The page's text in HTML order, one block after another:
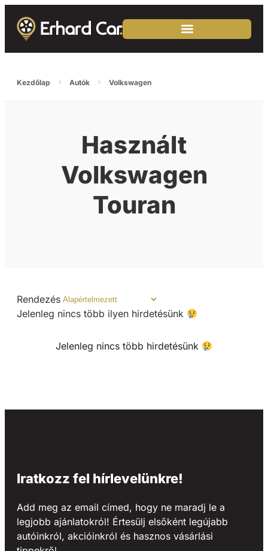
Kezdőlap › Autók › Volkswagen
Használt
Volkswagen
Touran
Rendezés
Jelenleg nincs több ilyen hirdetésünk
Jelenleg nincs több hirdetésünk
Iratkozz fel hírlevelünkre!
Add meg az email címed, hogy ne maradj le a
legjobb ajánlatokról! Értesülj elsőként legújabb
autóinkról, akcióinkról és hasznos vásárlási